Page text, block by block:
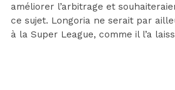
améliorer l’arbitrage et
ce sujet. Longoria ne serait par
à la Super League, comme il l’a